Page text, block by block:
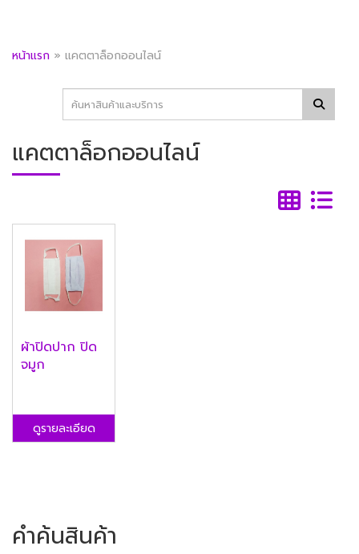
หน้าแรก » แคตตาล็อกออนไลน์
แคตตาล็อกออนไลน์
ผ้าปิดปาก ปิด
จมูก
ดูรายละเอียด
คำค้นสินค้า